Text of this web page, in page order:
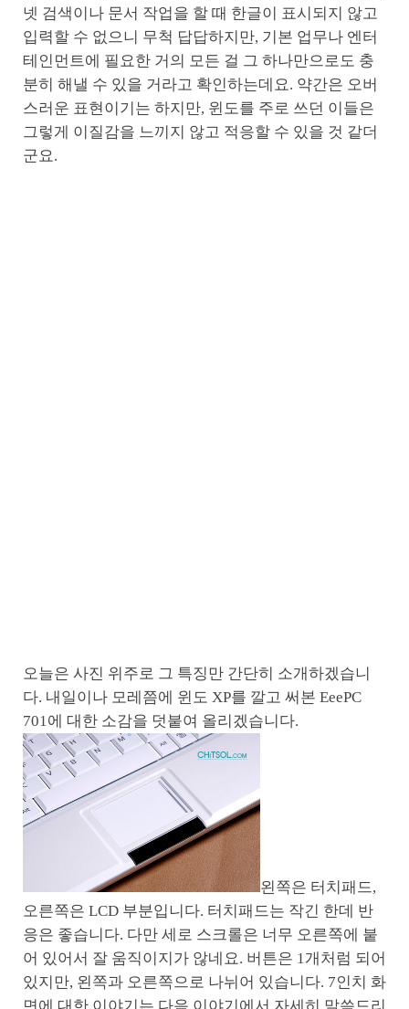
넷 검색이나 문서 작업을 할 때 한글이 표시되지 않고
입력할 수 없으니 무척 답답하지만, 기본 업무나 엔터
테인먼트에 필요한 거의 모든 걸 그 하나만으로도 충
분히 해낼 수 있을 거라고 확인하는데요. 약간은 오버
스러운 표현이기는 하지만, 윈도를 주로 쓰던 이들은
그렇게 이질감을 느끼지 않고 적응할 수 있을 것 같더
군요.
오늘은 사진 위주로 그 특징만 간단히 소개하겠습니
다. 내일이나 모레쯤에 윈도 XP를 깔고 써본 EeePC
701에 대한 소감을 덧붙여 올리겠습니다.
왼쪽은 터치패드,
오른쪽은 LCD 부분입니다. 터치패드는 작긴 한데 반
응은 좋습니다. 다만 세로 스크롤은 너무 오른쪽에 붙
어 있어서 잘 움직이지가 않네요. 버튼은 1개처럼 되어
있지만, 왼쪽과 오른쪽으로 나뉘어 있습니다. 7인치 화